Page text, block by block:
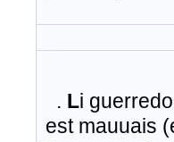
. Li
est mauuais